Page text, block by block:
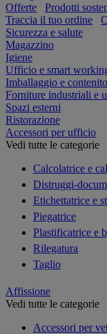
Offerte Prodotti
Traccia il tuo ordine
Sicurezza e salute
Magazzino
Igiene
Ufficio e smart
Imballaggio e
Forniture industriali e
Spazi esterni
Ristorazione
Accessori per ufficio
Vedi tutte le categorie
Calcolatrice e
Distruggi-
Etichettatrice e
Piegatrice
Plastificatrice e
Rilegatura
Taglio
Affissione
Vedi tutte le categorie
Accessori per